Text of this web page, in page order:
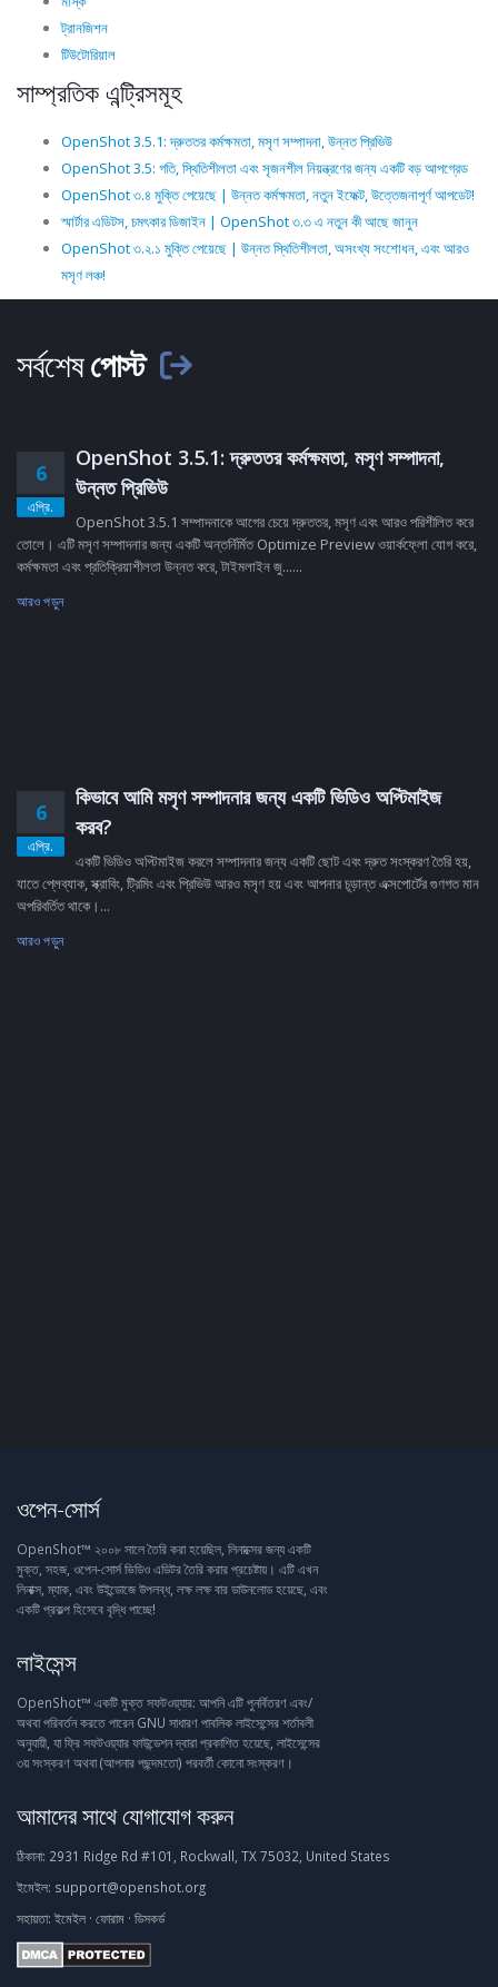
ট্রানজিশন
টিউটোরিয়াল
সাম্প্রতিক এন্ট্রিসমূহ
OpenShot 3.5.1: দ্রুততর কর্মক্ষমতা, মসৃণ সম্পাদনা, উন্নত প্রিভিউ
OpenShot 3.5: গতি, স্থিতিশীলতা এবং সৃজনশীল নিয়ন্ত্রণের জন্য একটি বড় আপগ্রেড
OpenShot ৩.৪ মুক্তি পেয়েছে | উন্নত কর্মক্ষমতা, নতুন ইফেক্ট, উত্তেজনাপূর্ণ আপডেট!
স্মার্টার এডিটস, চমৎকার ডিজাইন | OpenShot ৩.৩ এ নতুন কী আছে জানুন
OpenShot ৩.২.১ মুক্তি পেয়েছে | উন্নত স্থিতিশীলতা, অসংখ্য সংশোধন, এবং আরও
মসৃণ লঞ্চ!
সর্বশেষপোস্ট
6
এপ্রি.
OpenShot 3.5.1: দ্রুততর কর্মক্ষমতা, মসৃণ সম্পাদনা,
উন্নত প্রিভিউ
OpenShot 3.5.1 সম্পাদনাকে আগের চেয়ে দ্রুততর, মসৃণ এবং আরও পরিশীলিত করে
তোলে। এটি মসৃণ সম্পাদনার জন্য একটি অন্তর্নির্মিত Optimize Preview ওয়ার্কফ্লো যোগ করে,
কর্মক্ষমতা এবং প্রতিক্রিয়াশীলতা উন্নত করে, টাইমলাইন জু......
আরও পড়ুন
6
এপ্রি.
কিভাবে আমি মসৃণ সম্পাদনার জন্য একটি ভিডিও অপ্টিমাইজ
করব?
একটি ভিডিও অপ্টিমাইজ করলে সম্পাদনার জন্য একটি ছোট এবং দ্রুত সংস্করণ তৈরি হয়,
যাতে প্লেব্যাক, স্ক্রাবিং, ট্রিমিং এবং প্রিভিউ আরও মসৃণ হয় এবং আপনার চূড়ান্ত এক্সপোর্টের গুণগত মান
অপরিবর্তিত থাকে।...
আরও পড়ুন
ওপেন-সোর্স
OpenShot™ ২০০৮ সালে তৈরি করা হয়েছিল, লিনাক্সের জন্য একটি
মুক্ত, সহজ, ওপেন-সোর্স ভিডিও এডিটর তৈরি করার প্রচেষ্টায়। এটি এখন
লিনাক্স, ম্যাক, এবং উইন্ডোজে উপলব্ধ, লক্ষ লক্ষ বার ডাউনলোড হয়েছে, এবং
একটি প্রকল্প হিসেবে বৃদ্ধি পাচ্ছে!
লাইসেন্স
OpenShot™ একটি মুক্ত সফটওয়্যার: আপনি এটি পুনর্বিতরণ এবং/
অথবা পরিবর্তন করতে পারেন GNU সাধারণ পাবলিক লাইসেন্সের শর্তাবলী
অনুযায়ী, যা ফ্রি সফটওয়্যার ফাউন্ডেশন দ্বারা প্রকাশিত হয়েছে, লাইসেন্সের
৩য় সংস্করণ অথবা (আপনার পছন্দমতো) পরবর্তী কোনো সংস্করণ।
আমাদের সাথে যোগাযোগ করুন
ঠিকানা: 2931 Ridge Rd #101, Rockwall, TX 75032, United States
ইমেইল: support@openshot.org
সহায়তা: ইমেইল · ফোরাম · ডিসকর্ড